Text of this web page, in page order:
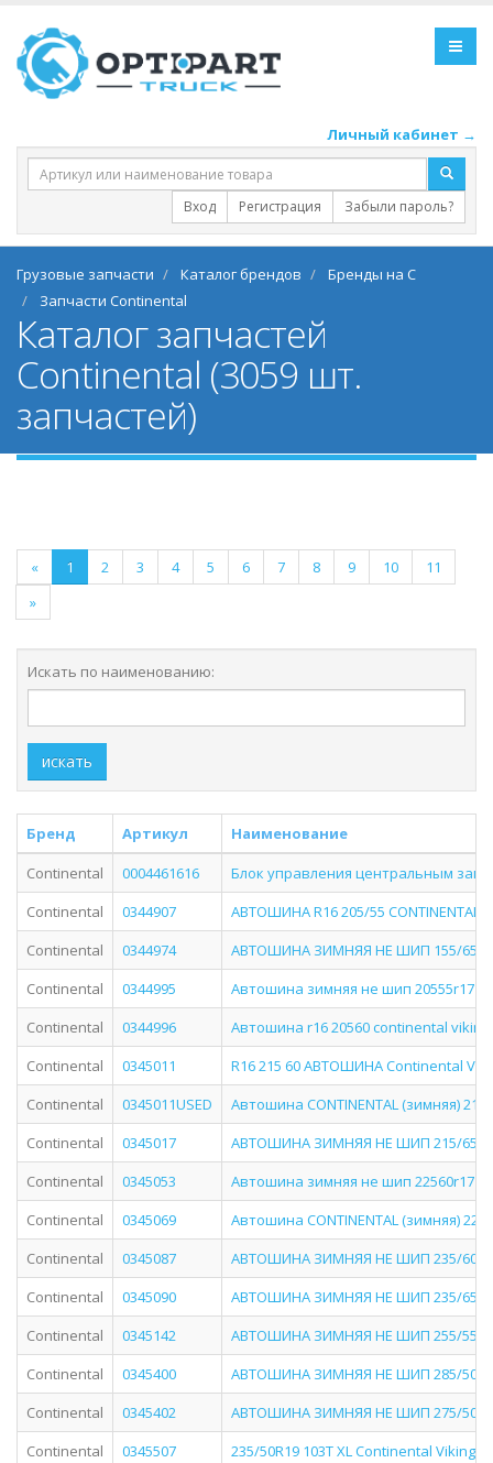
Личный кабинет →
Вход Регистрация Забыли пароль?
Грузовые запчасти Каталог брендов
Бренды на C
Запчасти Continental
Каталог запчастей
Continental (3059 шт.
запчастей)
« 1 2 3 4 5 6 7 8 9 10
11
»
Искать по наименованию:
искать
Бренд Артикул
Наименование
Continental
0004461616
Блок управления центральным
Continental
0344907
АВТОШИНА R16 205/55 CONTINENTAL
Continental
0344974
АВТОШИНА ЗИМНЯЯ НЕ ШИП 155/65R14
Continental
0344995
Автошина зимняя не шип 20555r17
Continental
0344996
Автошина r16 20560 continental
Continental
0345011
R16 215 60 АВТОШИНА Continental
Continental
0345011USED
Автошина CONTINENTAL (зимняя)
Continental
0345017
АВТОШИНА ЗИМНЯЯ НЕ ШИП 215/65R17
Continental
0345053
Автошина зимняя не шип 22560r17
Continental
0345069
Автошина CONTINENTAL (зимняя)
Continental
0345087
АВТОШИНА ЗИМНЯЯ НЕ ШИП 235/60R17
Continental
0345090
АВТОШИНА ЗИМНЯЯ НЕ ШИП 235/65R18
Continental
0345142
АВТОШИНА ЗИМНЯЯ НЕ ШИП 255/55R19
Continental
0345400
АВТОШИНА ЗИМНЯЯ НЕ ШИП 285/50R20
Continental
0345402
АВТОШИНА ЗИМНЯЯ НЕ ШИП 275/50R20
Continental
0345507
235/50R19 103T XL Continental